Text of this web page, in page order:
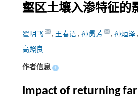
壑区土壤入渗特征的
翟明飞 , 王春语 , 孙贯芳 , 孙烜泽 ,
高照良
作者信息 +
Impact of returning